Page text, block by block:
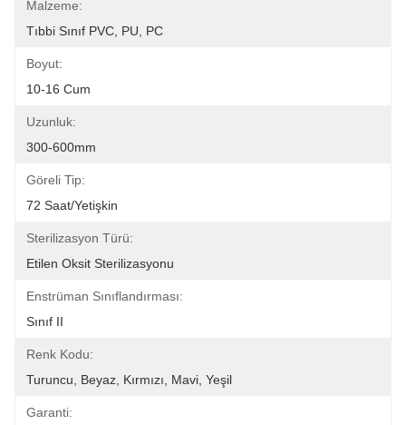
Malzeme:
Tıbbi Sınıf PVC, PU, ​​PC
Boyut:
10-16 Cum
Uzunluk:
300-600mm
Göreli Tip:
72 Saat/Yetişkin
Sterilizasyon Türü:
Etilen Oksit Sterilizasyonu
Enstrüman Sınıflandırması:
Sınıf II
Renk Kodu:
Turuncu, Beyaz, Kırmızı, Mavi, Yeşil
Garanti: